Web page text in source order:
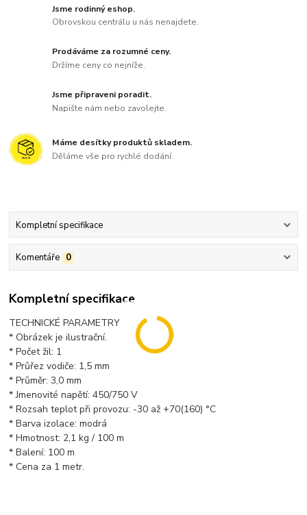
Jsme rodinný eshop.
Obrovskou centrálu u nás nenajdete.
Prodáváme za rozumné ceny.
Držíme ceny co nejníže.
Jsme připraveni poradit.
Napište nám nebo zavolejte.
Máme desítky produktů skladem.
Děláme vše pro rychlé dodání.
Kompletní specifikace
Komentáře 0
Kompletní specifikace
TECHNICKÉ PARAMETRY
* Obrázek je ilustrační.
* Počet žil: 1
* Průřez vodiče: 1,5 mm
* Průměr: 3,0 mm
* Jmenovité napětí: 450/750 V
* Rozsah teplot při provozu: -30 až +70(160) °C
* Barva izolace: modrá
* Hmotnost: 2,1 kg / 100 m
* Balení: 100 m
* Cena za 1 metr.